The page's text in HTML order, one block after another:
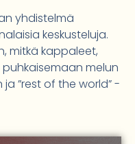
yhdistelmä
keskusteluja.
mitkä kappaleet,
melun
”rest of the world” -